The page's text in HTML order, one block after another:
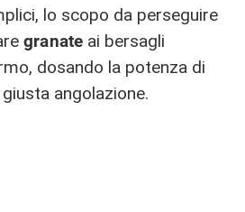
lo scopo da perseguire
granate ai bersagli
dosando la potenza di
angolazione.